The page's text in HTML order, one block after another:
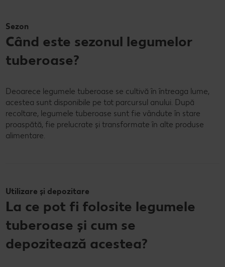
Sezon
Când este sezonul legumelor
tuberoase?
Deoarece legumele tuberoase se cultivă în întreaga lume,
acestea sunt disponibile pe tot parcursul anului. După
recoltare, legumele tuberoase sunt fie vândute în stare
proaspătă, fie prelucrate și transformate în alte produse
alimentare.
Utilizare și depozitare
La ce pot fi folosite legumele
tuberoase și cum se
depozitează acestea?